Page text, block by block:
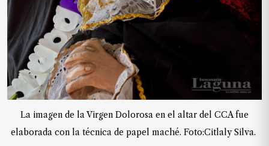
La imagen de la Virgen Dolorosa en el altar del CCA fue
elaborada con la técnica de papel maché. Foto:Citlaly Silva.